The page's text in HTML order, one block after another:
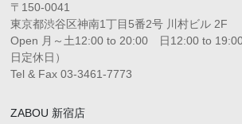
〒150-0041
東京都渋谷区神南1丁目5番2号 川村ビル 2F
Open 月～土12:00 to 20:00 日12:00 to
日定休日）
Tel & Fax 03-3461-7773
ZABOU 新宿店